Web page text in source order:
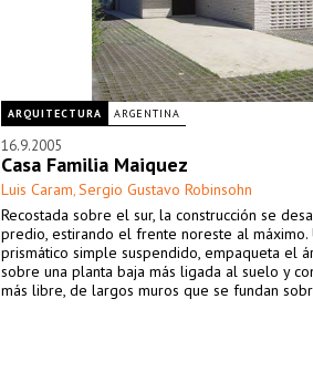
ARQUITECTURA ARGENTINA
16.9.2005
Casa Familia Maiquez
Luis Caram, Sergio Gustavo Robinsohn
Recostada sobre el sur, la construcción se
predio, estirando el frente noreste al máximo.
prismático simple suspendido, empaqueta el
sobre una planta baja más ligada al suelo y
más libre, de largos muros que se fundan